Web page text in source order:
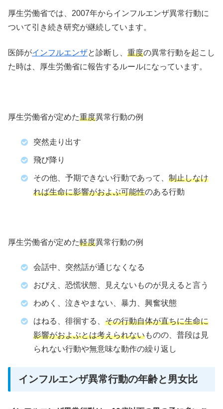
厚生労働省では、2007年からインフルエンザ異常行動に
ついて引き続き研究が継続しています。
医師がインフルエンザと診断し、 重度の異常行動を起こし
た時は、厚生労働省に報告するルールになっています。
厚生労働省が定めた重度異常行動の例
突然走り出す
飛び降り
その他、予期できない行動であって、 制止しなけ
れば生命に影響がおよぶ可能性のある行動
厚生労働省が定めた軽度異常行動の例
会話中、突然話が通じなくなる
おびえ、恐慌状態、見えないものが見えると言う
わめく、泣きやまない、暴力、興奮状態
はねる、徘徊する、 その行動自体が直ちに生命に
影響がおよぶとは考えられないものの、普段は見
られない行動や無意味な動作の繰り返し
インフルエンザ異常行動の年齢と男女比